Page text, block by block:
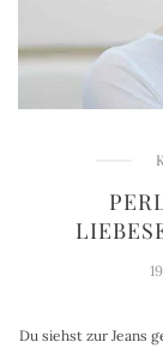
Du siehst zur Jeans